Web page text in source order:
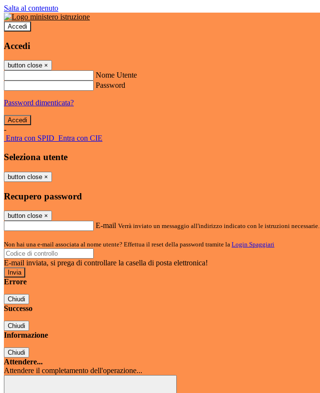
Salta al contenuto
Accedi
Accedi
button close ×
Nome Utente
Password
Password dimenticata?
-
Entra con SPID Entra con CIE
Seleziona utente
button close ×
Recupero password
button close ×
E-mail Verrà inviato un messaggio all'indirizzo indicato con le istruzioni necessarie.
Non hai una e-mail associata al nome utente? Effettua il reset della password tramite la Login Spaggiari
E-mail inviata, si prega di controllare la casella di posta elettronica!
Errore
Chiudi
Successo
Chiudi
Informazione
Chiudi
Attendere...
Attendere il completamento dell'operazione...